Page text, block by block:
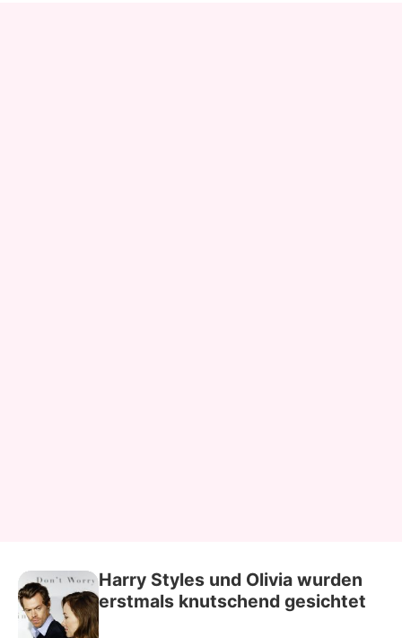
Harry Styles und Olivia wurden
erstmals knutschend gesichtet